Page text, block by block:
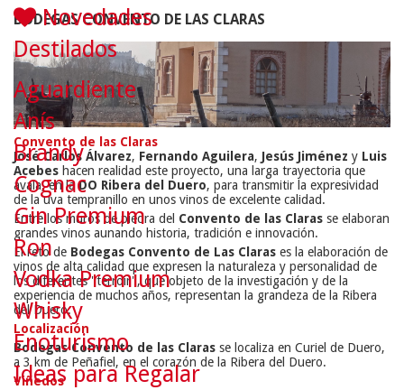
BODEGAS CONVENTO DE LAS CLARAS
Convento de las Claras
José Carlos Álvarez, Fernando Aguilera, Jesús Jiménez y Luis
Acebes hacen realidad este proyecto, una larga trayectoria que
avala, en la DO Ribera del Duero, para transmitir la expresividad
de la uva tempranillo en unos vinos de excelente calidad.
Entre los muros de piedra del Convento de las Claras se elaboran
grandes vinos aunando historia, tradición e innovación.
El reto de Bodegas Convento de Las Claras es la elaboración de
vinos de alta calidad que expresen la naturaleza y personalidad de
los diferentes "terroir", que objeto de la investigación y de la
experiencia de muchos años, representan la grandeza de la Ribera
del Duero.
Localización
Bodegas Convento de las Claras se localiza en Curiel de Duero,
a 3 km de Peñafiel, en el corazón de la Ribera del Duero.
Viñedos
Novedades
Destilados
Aguardiente
Anís
Brandy
Cognac
Gin Premium
Ron
Vodka Premium
Whisky
Enoturismo
Ideas para Regalar